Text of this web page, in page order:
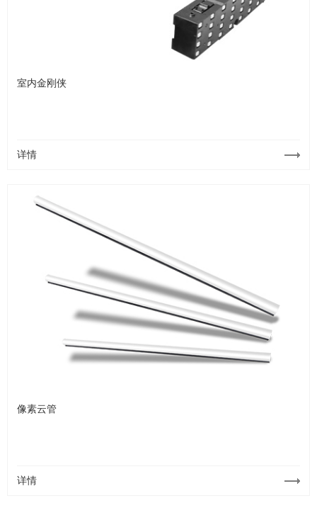
室内金刚侠
详情
像素云管
详情